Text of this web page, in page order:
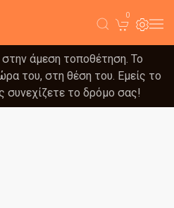
0
άμεση τοποθέτηση. Το
του, στη θέση του. Εμείς το
συνεχίζετε το δρόμο σας!